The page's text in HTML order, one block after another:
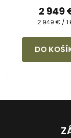
2 949
2 949 € / 1
DO
Z